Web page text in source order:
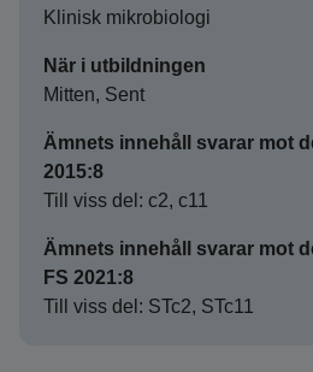
Klinisk mikrobiologi
När i utbildningen
Mitten, Sent
Ämnets innehåll svarar mot
2015:8
Till viss del: c2, c11
Ämnets innehåll svarar mot
FS 2021:8
Till viss del: STc2, STc11